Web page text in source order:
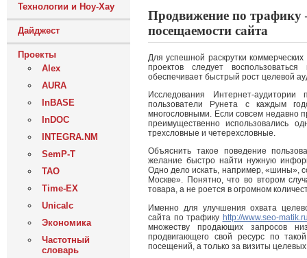
Технологии и Ноу-Хау
Дайджест
Проекты
Alex
AURA
InBASE
InDOC
INTEGRA.NM
SemP-T
ТАО
Time-EX
Unicalc
Экономика
Частотный
словарь
Продвижение по трафику
посещаемости сайта
Для успешной раскрутки
проектов следует
обеспечивает быстрый рост целевой
Исследования Интернет-
пользователи Рунета с каждым
многословными. Если совсем недавно
преимущественно использовались
трехсловные и четерехсловные.
Объяснить такое поведение
желание быстро найти нужную
Одно дело искать, например, «шины»,
Москве». Понятно, что во втором
товара, а не роется в огромном
Именно для улучшения охвата
сайта по трафику http://www.seo-
множеству продающих запросов
продвигающего свой ресурс по
посещений, а только за визиты